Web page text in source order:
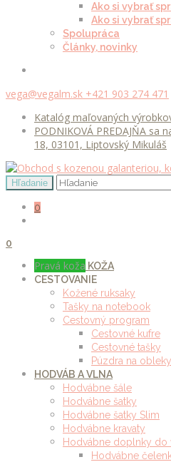
Ako si vybrať
Ako si vybrať
Spolupráca
Články, novinky
vega@vegalm.sk +421 903 274 471
Katalóg maľovaných
PODNIKOVÁ PREDAJŇA sa
18, 03101, Liptovský Mikuláš
0
0
Pravá koža KOŽA
CESTOVANIE
Kožené ruksaky
Tašky na notebook
Cestovný program
Cestovné kufre
Cestovné tašky
Púzdra na obleky
HODVÁB A VLNA
Hodvábne šále
Hodvábne šatky
Hodvábne šatky Slim
Hodvábne kravaty
Hodvábne doplnky do
Hodvábne